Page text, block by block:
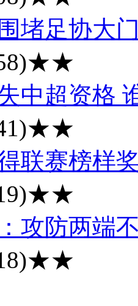
堵足协大
★★
中超资格
★★
联赛榜样
★★
攻防两端
★★